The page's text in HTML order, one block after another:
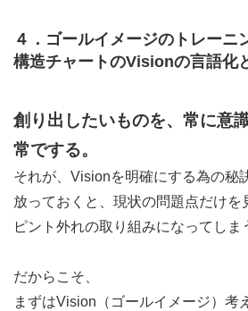
４．ゴールイメージのトレーニ
構造チャートのVisionの言語化
創り出したいものを、常に意
常でする。
それが、Visionを明確にする為の秘
放っておくと、現状の問題点だけを
ピント外れの取り組みになってしま
だからこそ、
まずはVision（ゴールイメージ）考